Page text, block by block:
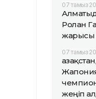
07 тамыз
Ролан
жарысы
07 тамыз
жеңіп